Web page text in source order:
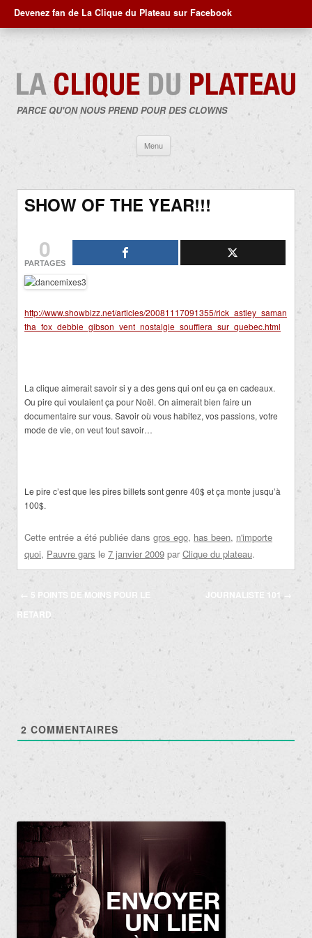
Devenez fan de La Clique du Plateau sur Facebook
PARCE QU'ON NOUS PREND POUR DES CLOWNS
Menu
contenu
SHOW OF THE YEAR!!!
0
PARTAGES
http://www.showbizz.net/articles/20081117091355/rick_astley_saman
tha_fox_debbie_gibson_vent_nostalgie_soufflera_sur_quebec.html
La clique aimerait savoir si y a des gens qui ont eu ça en cadeaux.
Ou pire qui voulaient ça pour Noël. On aimerait bien faire un
documentaire sur vous. Savoir où vous habitez, vos passions, votre
mode de vie, on veut tout savoir…
Le pire c’est que les pires billets sont genre 40$ et ça monte jusqu’à
100$.
Cette entrée a été publiée dans gros ego, has been, n'importe
quoi, Pauvre gars le 7 janvier 2009 par Clique du plateau.
Navigation
des
←
5 POINTS DE MOINS POUR LE
RETARD
JOURNALISTE 101
2 COMMENTAIRES